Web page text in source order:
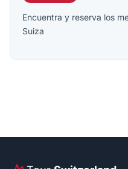
Encuentra y reserva los
Suiza